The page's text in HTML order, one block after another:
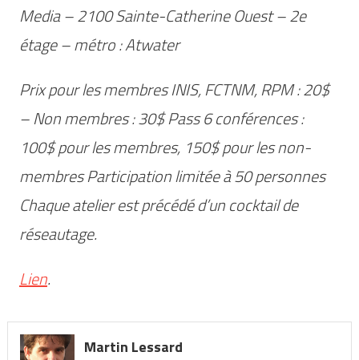
Media – 2100 Sainte-Catherine Ouest – 2e
étage – métro : Atwater
Prix pour les membres INIS, FCTNM, RPM : 20$
– Non membres : 30$ Pass 6 conférences :
100$ pour les membres, 150$ pour les non-
membres Participation limitée à 50 personnes
Chaque atelier est précédé d’un cocktail de
réseautage.
Lien.
Martin Lessard